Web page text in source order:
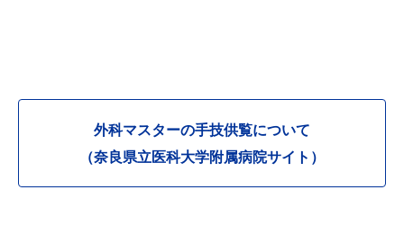
外科マスターの手技供覧について
（奈良県立医科大学附属病院サイト）